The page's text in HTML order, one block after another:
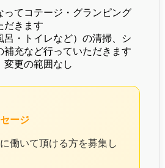
ってコテージ・グランピング
だきます
呂・トイレなど）の清掃、シ
補充など行っていただきます
更の範囲なし
ージ
働いて頂ける方を募集し